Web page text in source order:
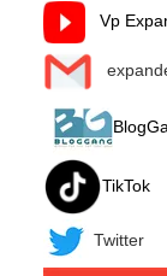
Vp
TikTok
Twitter